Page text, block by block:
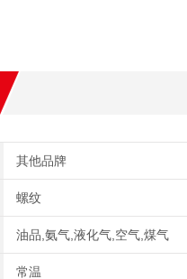
其他品牌
螺纹
油品,氨气,液化气,空气,煤气
常温